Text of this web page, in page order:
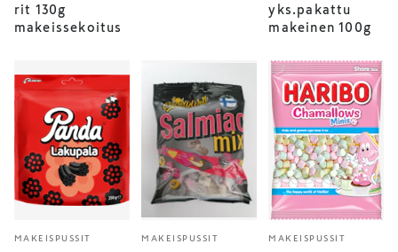
rit 130g
makeissekoitus
yks.pakattu
makeinen 100g
MAKEISPUSSIT MAKEISPUSSIT MAKEISPUSSIT